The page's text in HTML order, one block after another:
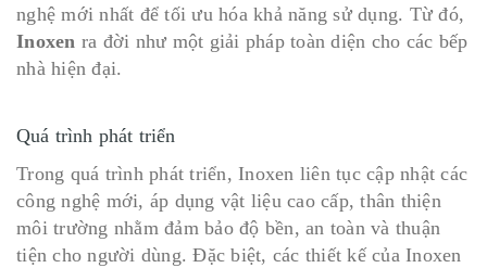
nghệ mới nhất để tối ưu hóa khả năng sử dụng. Từ đó,
Inoxen ra đời như một giải pháp toàn diện cho các bếp
nhà hiện đại.
Quá trình phát triển
Trong quá trình phát triển, Inoxen liên tục cập nhật các
công nghệ mới, áp dụng vật liệu cao cấp, thân thiện
môi trường nhằm đảm bảo độ bền, an toàn và thuận
tiện cho người dùng. Đặc biệt, các thiết kế của Inoxen